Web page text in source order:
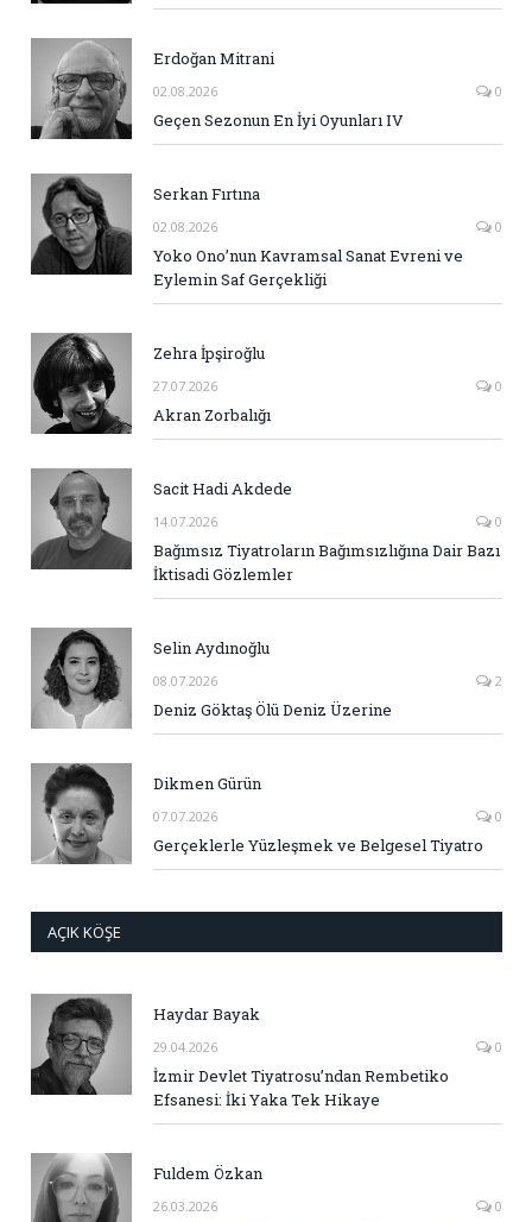
Erdoğan Mitrani
02.08.2026 0
Geçen Sezonun En İyi Oyunları IV
Serkan Fırtına
02.08.2026 0
Yoko Ono’nun Kavramsal Sanat Evreni ve
Eylemin Saf Gerçekliği
Zehra İpşiroğlu
27.07.2026 0
Akran Zorbalığı
Sacit Hadi Akdede
14.07.2026 0
Bağımsız Tiyatroların Bağımsızlığına Dair Bazı
İktisadi Gözlemler
Selin Aydınoğlu
08.07.2026 2
Deniz Göktaş Ölü Deniz Üzerine
Dikmen Gürün
07.07.2026 0
Gerçeklerle Yüzleşmek ve Belgesel Tiyatro
AÇIK KÖŞE
Haydar Bayak
29.04.2026 0
İzmir Devlet Tiyatrosu’ndan Rembetiko
Efsanesi: İki Yaka Tek Hikaye
Fuldem Özkan
26.03.2026 0